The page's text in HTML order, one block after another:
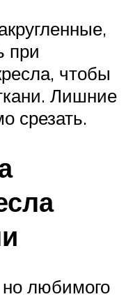
при
чтобы
Лишние
срезать.
но любимого